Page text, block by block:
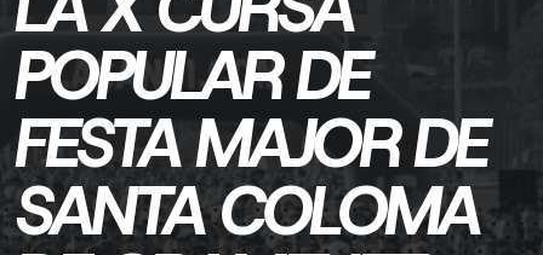
POPULAR DE
FESTA MAJOR DE
SANTA COLOMA